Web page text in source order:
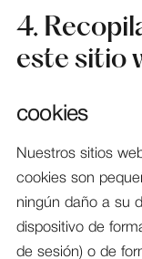
4.
este sitio
cookies
Nuestros sitios
cookies son
ningún daño a su
dispositivo de
de sesión) o de